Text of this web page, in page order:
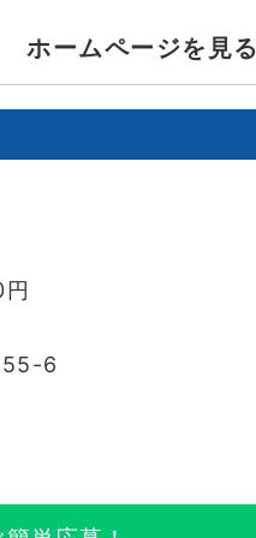
ホームページを見る
55-6